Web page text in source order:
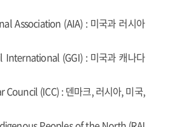
Association (AIA) : 미국과 러시아
International (GGI) : 미국과 캐나다
Council (ICC) : 덴마크, 러시아, 미국,